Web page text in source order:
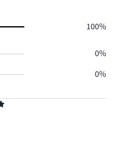
100%
0%
0%